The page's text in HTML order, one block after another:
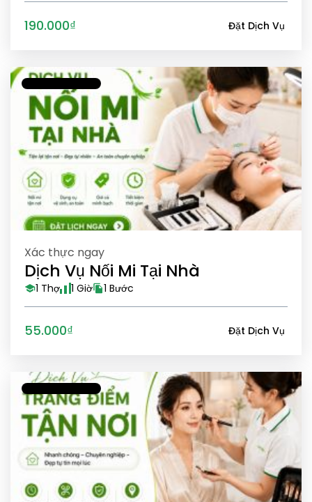
190.000₫ Đặt Dịch Vụ
Xác thực ngay
Dịch Vụ Nối Mi Tại Nhà
1 Thợ 1 Giờ 1 Bước
55.000₫ Đặt Dịch Vụ